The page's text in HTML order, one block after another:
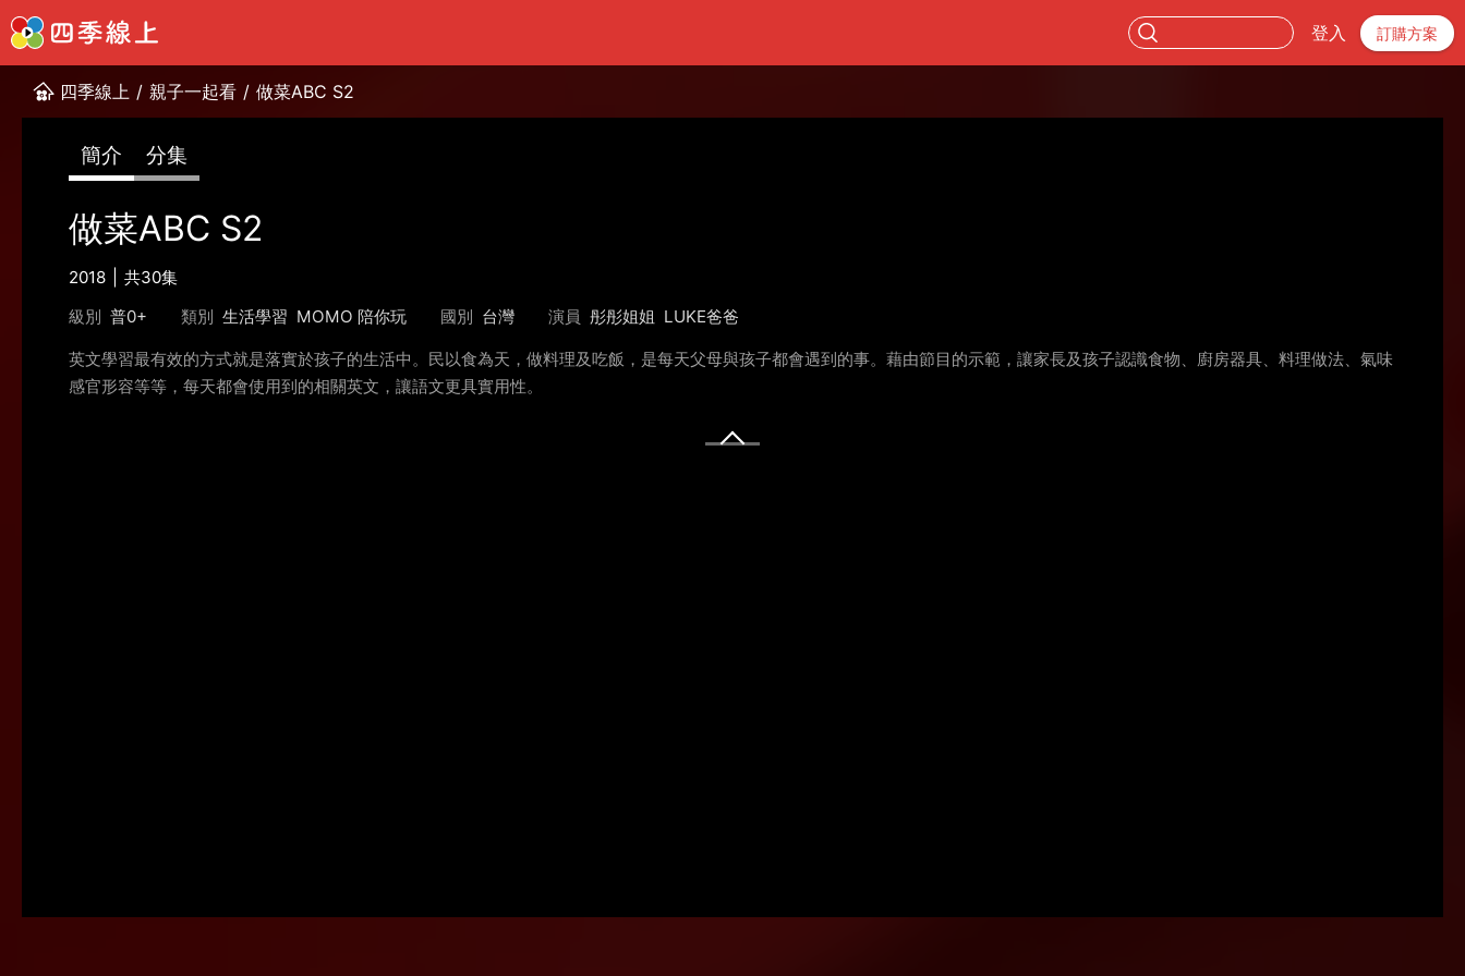
登入 訂購方案
四季線上 / 親子一起看 / 做菜ABC S2
簡介 分集
做菜ABC S2
2018
共30集
級別 普0+ 類別 生活學習 MOMO 陪你玩 國別 台灣 演員 彤彤姐姐 LUKE爸爸
英文學習最有效的方式就是落實於孩子的生活中。民以食為天，做料理及吃飯，是每天父母與孩子都會遇到的事。藉由節目的示範，讓家長及孩子認識食物、廚房器具、料理做法、氣味
感官形容等等，每天都會使用到的相關英文，讓語文更具實用性。